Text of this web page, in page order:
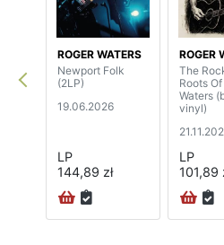
ROGER WATERS
Newport Folk
(2LP)
19.06.2026
LP
144,89 zł
ROGER
The Rock
Roots
Waters
vinyl)
LP
101,89